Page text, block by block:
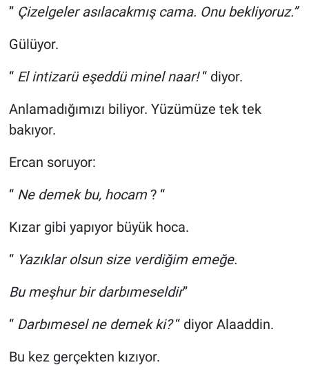
” Çizelgeler asılacakmış cama. Onu bekliyoruz.”
Gülüyor.
“ El intizarü eşeddü minel naar!“ diyor.
Anlamadığımızı biliyor. Yüzümüze tek tek
bakıyor.
Ercan soruyor:
“ Ne demek bu, hocam? “
Kızar gibi yapıyor büyük hoca.
“ Yazıklar olsun size verdiğim emeğe.
Bu meşhur bir darbımeseldir”
“ Darbımesel ne demek ki?“ diyor Alaaddin.
Bu kez gerçekten kızıyor.